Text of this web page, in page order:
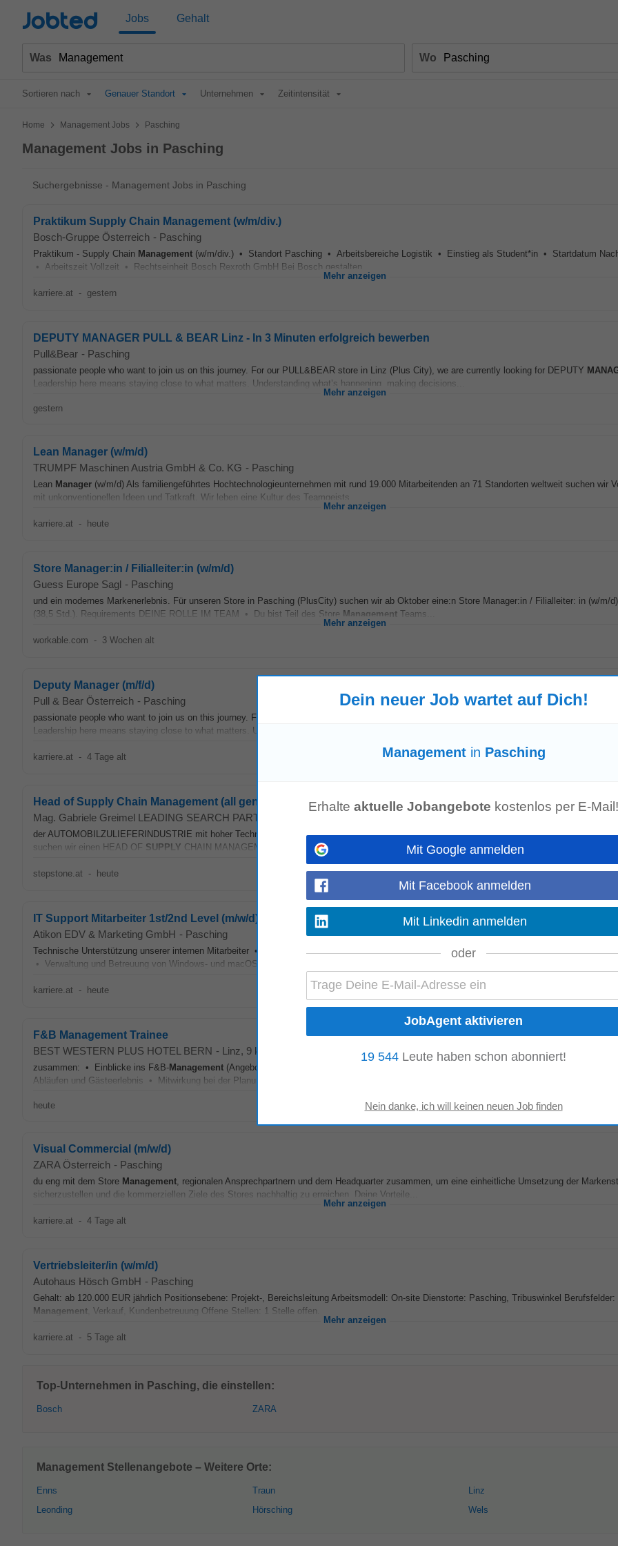
Jobted Jobs Gehalt
Was Wo
Sortieren nach Genauer Standort Unternehmen Zeitintensität
Home > Management Jobs > Pasching
Management Jobs in Pasching
Suchergebnisse - Management Jobs in Pasching
Praktikum Supply Chain Management (w/m/div.)
Bosch-Gruppe Österreich - Pasching
Praktikum - Supply Chain Management (w/m/div.) • Standort Pasching • Arbeitsbereiche Logistik • Einstieg als Student*in • Startdatum
• Arbeitszeit Vollzeit • Rechtseinheit Bosch Rexroth GmbH Bei Bosch gestalten...
Mehr anzeigen
karriere.at - gestern
DEPUTY MANAGER PULL & BEAR Linz - In 3 Minuten erfolgreich bewerben
Pull&Bear - Pasching
passionate people who want to join us on this journey. For our PULL&BEAR store in Linz (Plus City), we are currently looking for DEPUTY
Leadership here means staying close to what matters. Understanding what’s happening, making decisions...
Mehr anzeigen
gestern
Lean Manager (w/m/d)
TRUMPF Maschinen Austria GmbH & Co. KG - Pasching
Lean Manager (w/m/d) Als familiengeführtes Hochtechnologieunternehmen mit rund 19.000 Mitarbeitenden an 71 Standorten weltweit suchen wir
mit unkonventionellen Ideen und Tatkraft. Wir leben eine Kultur des Teamgeists...
Mehr anzeigen
karriere.at - heute
Store Manager:in / Filialleiter:in (w/m/d)
Guess Europe Sagl - Pasching
und ein modernes Markenerlebnis. Für unseren Store in Pasching (PlusCity) suchen wir ab Oktober eine:n Store Manager:in / Filialleiter: in (w/m/
(38,5 Std.). Requirements DEINE ROLLE IM TEAM • Du bist Teil des Store Management Teams...
Mehr anzeigen
workable.com - 3 Wochen alt
Deputy Manager (m/f/d)
Pull & Bear Österreich - Pasching
passionate people who want to join us on this journey. For our PULL&BEAR store in Linz (Plus City), we are currently looking for DEPUTY
Leadership here means staying close to what matters. Understanding what's happening, making...
karriere.at - 4 Tage alt
Head of Supply Chain Management (all gender)
Mag. Gabriele Greimel LEADING SEARCH PARTNERS
der AUTOMOBILZULIEFERINDUSTRIE mit hoher Technologiekompetenz sowie klarer Ausrichtung auf Qualität, Innovation und langfristigen
suchen wir einen HEAD OF SUPPLY CHAIN MANAGEMENT (all gender). Aufgaben In dieser Schlüsselrolle übernehmen Sie die operative...
Mehr anzeigen
stepstone.at - heute
IT Support Mitarbeiter 1st/2nd Level (m/w/d)
Atikon EDV & Marketing GmbH - Pasching
Technische Unterstützung unserer internen Mitarbeiter • Wartung, Verwaltung und Weiterentwicklung unserer Mobile-Device-Management-
• Verwaltung und Betreuung von Windows- und macOS-Clients • Mitarbeit bei kleineren internen IT-Projekten...
Mehr anzeigen
karriere.at - heute
F&B Management Trainee
BEST WESTERN PLUS HOTEL BERN - Linz, 9 km von Pasching
zusammen: • Einblicke ins F&B-Management (Angebotsplanung, Einkauf, Kalkulation, Lieferanten) • Operative Mitarbeit zur ganzheitlichen
Abläufen und Gästeerlebnis • Mitwirkung bei der Planung und Umsetzung von Events, Seminaren...
heute
Visual Commercial (m/w/d)
ZARA Österreich - Pasching
du eng mit dem Store Management, regionalen Ansprechpartnern und dem Headquarter zusammen, um eine einheitliche Umsetzung der
sicherzustellen und die kommerziellen Ziele des Stores nachhaltig zu erreichen. Deine Vorteile...
Mehr anzeigen
karriere.at - 4 Tage alt
Vertriebsleiter/in (w/m/d)
Autohaus Hösch GmbH - Pasching
Gehalt: ab 120.000 EUR jährlich Positionsebene: Projekt-, Bereichsleitung Arbeitsmodell: On-site Dienstorte: Pasching, Tribuswinkel Berufsfelder:
Management , Verkauf, Kundenbetreuung Offene Stellen: 1 Stelle offen...
Mehr anzeigen
karriere.at - 5 Tage alt
Top-Unternehmen in Pasching, die einstellen:
Bosch ZARA
Management Stellenangebote – Weitere Orte:
Enns
Leonding
Traun
Hörsching
Linz
Wels
Dein neuer Job wartet auf Dich!
Managementin Pasching
Erhalte aktuelle Jobangebote kostenlos per E-Mail!
Mit Google anmelden
Mit Facebook anmelden
Mit Linkedin anmelden
oder
19 544 Leute haben schon abonniert!